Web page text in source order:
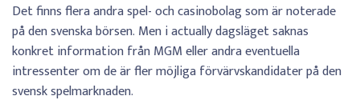
Det finns flera andra spel- och casinobolag som är noterade
på den svenska börsen. Men i actually dagsläget saknas
konkret information från MGM eller andra eventuella
intressenter om de är fler möjliga förvärvskandidater på den
svensk spelmarknaden.